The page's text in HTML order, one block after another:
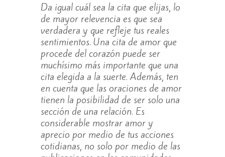
Da igual cuál sea la cita que elijas, lo
de mayor relevencia es que sea
verdadera y que refleje tus reales
sentimientos. Una cita de amor que
procede del corazón puede ser
muchísimo más importante que una
cita elegida a la suerte. Además, ten
en cuenta que las oraciones de amor
tienen la posibilidad de ser solo una
sección de una relación. Es
considerable mostrar amor y
aprecio por medio de tus acciones
cotidianas, no solo por medio de las